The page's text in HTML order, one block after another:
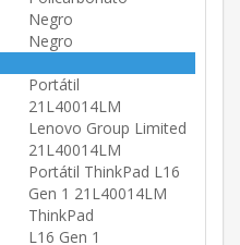
Negro
Negro
Portátil
21L40014LM
Lenovo Group Limited
21L40014LM
Portátil ThinkPad L16
Gen 1 21L40014LM
ThinkPad
L16 Gen 1